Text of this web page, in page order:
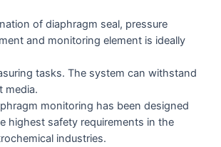
of diaphragm seal, pressure
and monitoring element is ideally
tasks. The system can withstand
media.
monitoring has been designed
highest safety requirements in the
industries.